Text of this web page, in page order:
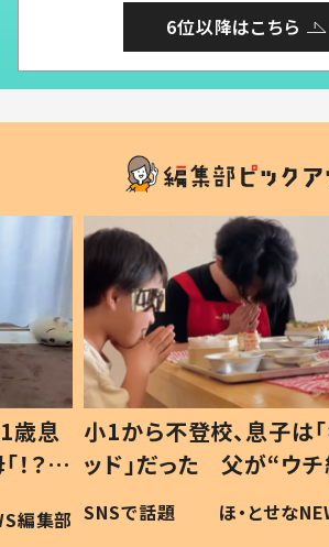
6位以降はこちら
歳息
？」
編集部
小1から不登校、息子は
ッド」だった 父が“ウ
作り続ける理由とは #
#令和の子
SNSで話題 ほ・とせな